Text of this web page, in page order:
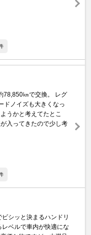
78,850㎞で交換。 レグ
ドノイズも大きくなっ
うかと考えてたとこ
入ってきたので少し考
シッと決まるハンドリ
ベルで車内が快適にな